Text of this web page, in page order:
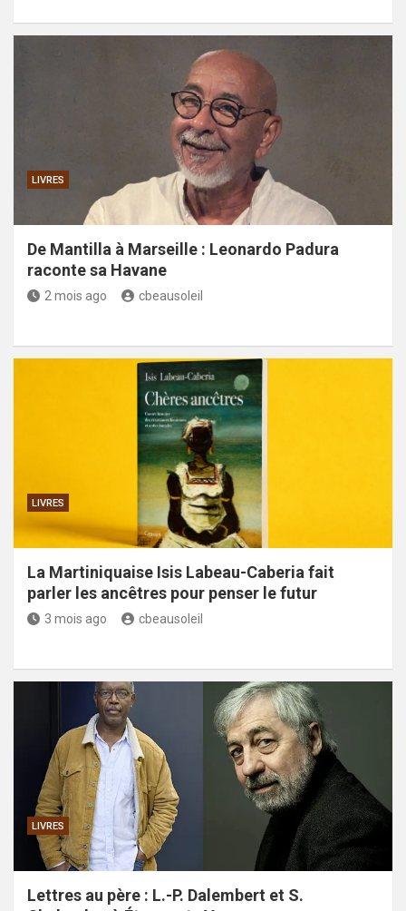
LIVRES
De Mantilla à Marseille : Leonardo Padura
raconte sa Havane
2 mois ago cbeausoleil
LIVRES
La Martiniquaise Isis Labeau-Caberia fait
parler les ancêtres pour penser le futur
3 mois ago cbeausoleil
LIVRES
Lettres au père : L.-P. Dalembert et S.